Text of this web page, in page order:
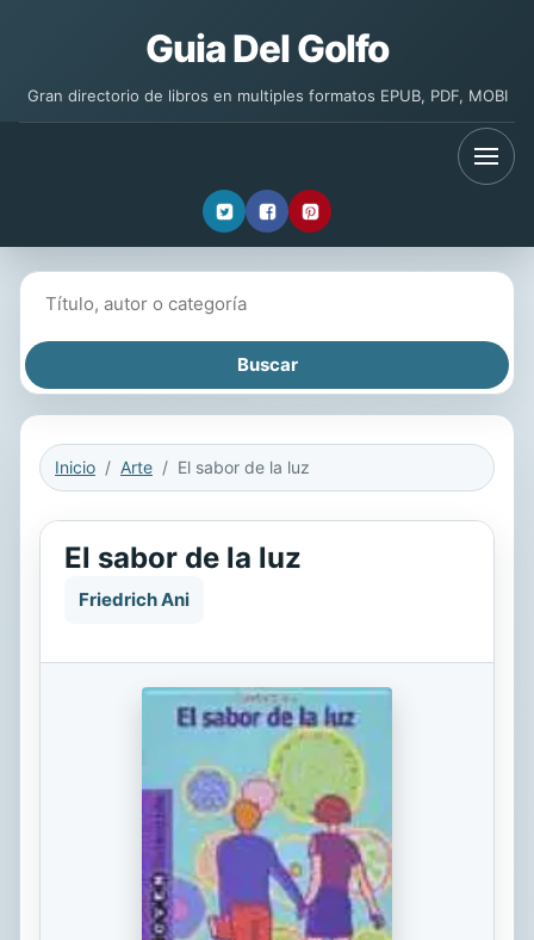
Guia Del Golfo
Gran directorio de libros en multiples formatos EPUB, PDF, MOBI
Inicio Arte El sabor de la luz
El sabor de la luz
Friedrich Ani